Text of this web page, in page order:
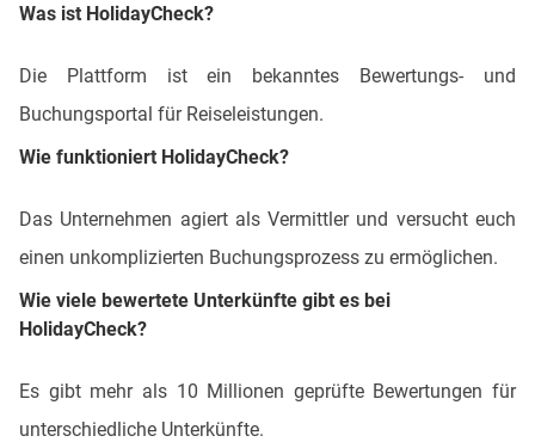
Was ist HolidayCheck?
Die Plattform ist ein bekanntes Bewertungs- und
Buchungsportal für Reiseleistungen.
Wie funktioniert HolidayCheck?
Das Unternehmen agiert als Vermittler und versucht euch
einen unkomplizierten Buchungsprozess zu ermöglichen.
Wie viele bewertete Unterkünfte gibt es bei
HolidayCheck?
Es gibt mehr als 10 Millionen geprüfte Bewertungen für
unterschiedliche Unterkünfte.